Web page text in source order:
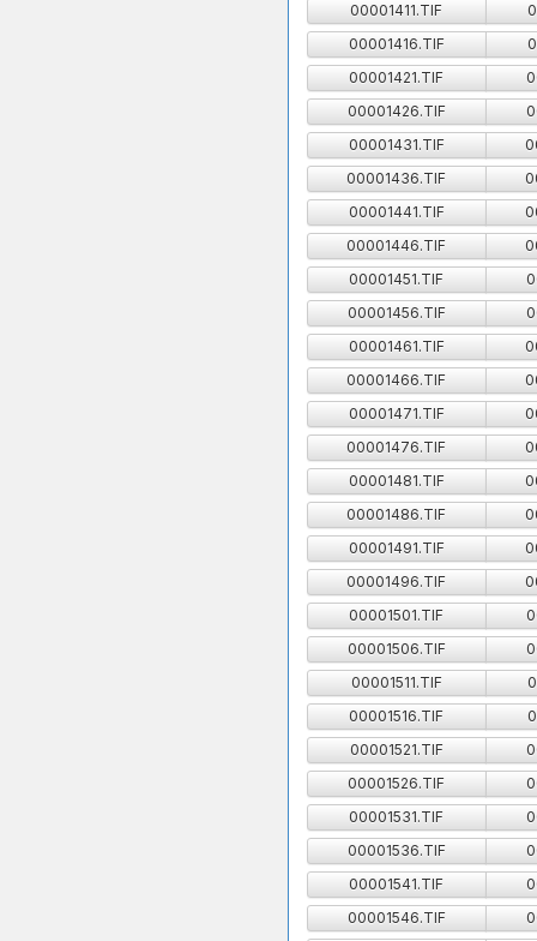
00001411.TIF
00001416.TIF
00001421.TIF
00001426.TIF
00001431.TIF
00001436.TIF
00001441.TIF
00001446.TIF
00001451.TIF
00001456.TIF
00001461.TIF
00001466.TIF
00001471.TIF
00001476.TIF
00001481.TIF
00001486.TIF
00001491.TIF
00001496.TIF
00001501.TIF
00001506.TIF
00001511.TIF
00001516.TIF
00001521.TIF
00001526.TIF
00001531.TIF
00001536.TIF
00001541.TIF
00001546.TIF